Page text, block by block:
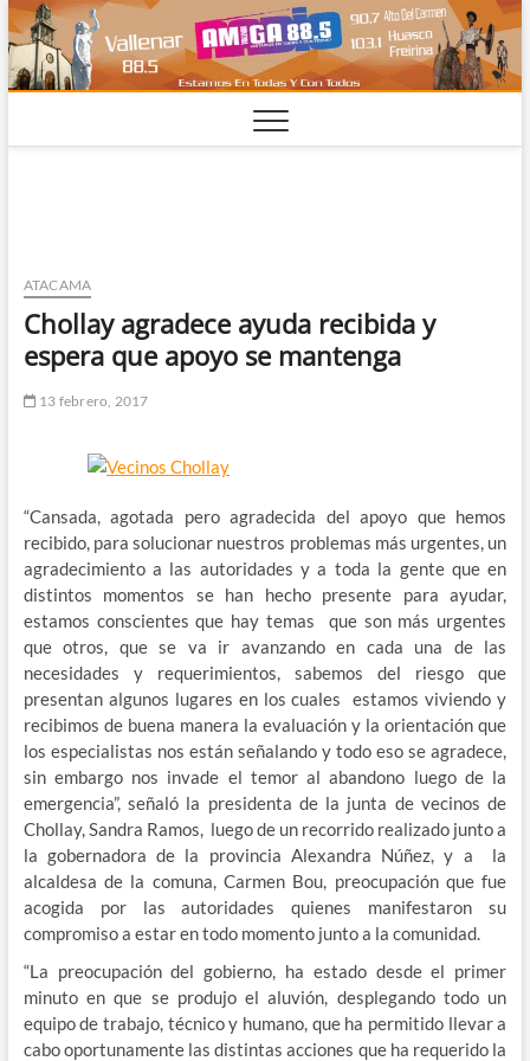
Saltar
al
contenido
ATACAMA
Chollay agradece ayuda recibida y
espera que apoyo se mantenga
13 febrero, 2017
“Cansada, agotada pero agradecida del apoyo que hemos
recibido, para solucionar nuestros problemas más urgentes, un
agradecimiento a las autoridades y a toda la gente que en
distintos momentos se han hecho presente para ayudar,
estamos conscientes que hay temas que son más urgentes
que otros, que se va ir avanzando en cada una de las
necesidades y requerimientos, sabemos del riesgo que
presentan algunos lugares en los cuales estamos viviendo y
recibimos de buena manera la evaluación y la orientación que
los especialistas nos están señalando y todo eso se agradece,
sin embargo nos invade el temor al abandono luego de la
emergencia”, señaló la presidenta de la junta de vecinos de
Chollay, Sandra Ramos, luego de un recorrido realizado junto a
la gobernadora de la provincia Alexandra Núñez, y a la
alcaldesa de la comuna, Carmen Bou, preocupación que fue
acogida por las autoridades quienes manifestaron su
compromiso a estar en todo momento junto a la comunidad.
“La preocupación del gobierno, ha estado desde el primer
minuto en que se produjo el aluvión, desplegando todo un
equipo de trabajo, técnico y humano, que ha permitido llevar a
cabo oportunamente las distintas acciones que ha requerido la